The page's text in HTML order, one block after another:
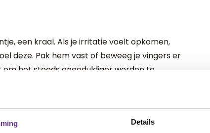
Details
een kraal. Als je irritatie voelt opkomen,
deze. Pak hem vast of beweeg je vingers er
het steeds ongeduldiger worden te
het hier en nu.